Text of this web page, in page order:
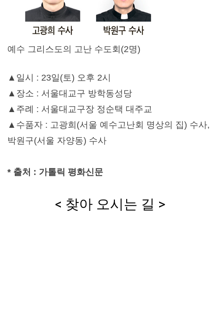
예수 그리스도의 고난 수도회(2명)
▲일시 : 23일(토) 오후 2시
▲장소 : 서울대교구 방학동성당
▲주례 : 서울대교구장 정순택 대주교
▲수품자 : 고광희(서울 예수고난회 명상의 집) 수사,
박원구(서울 자양동) 수사
* 출처 : 가톨릭 평화신문
< 찾아 오시는 길 >